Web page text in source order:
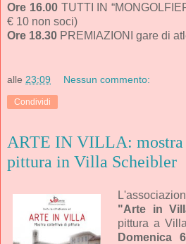
Ore 16.00TUTTI IN
€ 10 non soci)
Ore 18.30 PREMIAZIONI gare di
alle 23:09 Nessun commento:
Condividi
ARTE IN VILLA:
pittura in Villa Scheibler
"Arte in
pittura a
Domenica